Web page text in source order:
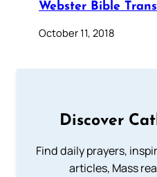
Webster Bible
October 11, 2018
Discover
Find daily prayers,
articles, Mass